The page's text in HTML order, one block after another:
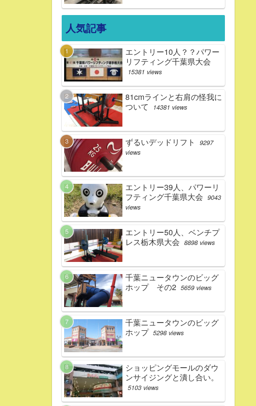
人気記事
エントリー10人？？パワー
リフティング千葉県大会
15381 views
81cmラインと右肩の怪我に
ついて
14381 views
ずるいデッドリフト
9297
views
エントリー39人、パワーリ
フティング千葉県大会 9043
views
エントリー50人、ベンチプ
レス栃木県大会 8898 views
千葉ニュータウンのビッグ
ホップ その2 5659 views
千葉ニュータウンのビッグ
ホップ 5298 views
ショッピングモールのダウ
ンサイジングと潰し合い。
5103 views